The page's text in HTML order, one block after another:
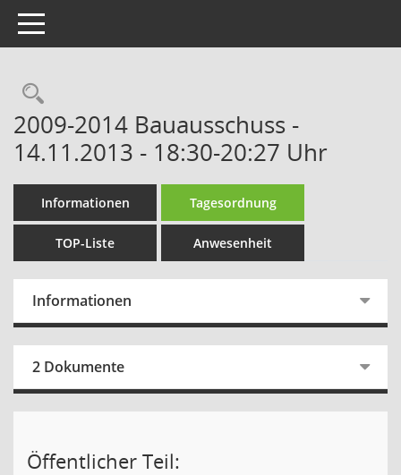
Toggle navigation
Rechercheauswahl
2009-2014 Bauausschuss -
14.11.2013 - 18:30-20:27 Uhr
Informationen Tagesordnung
TOP-Liste Anwesenheit
Informationen
2 Dokumente
Öffentlicher Teil: